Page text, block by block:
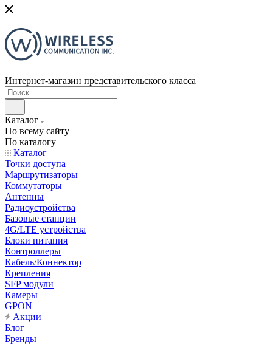
Интернет-магазин представительского класса
Каталог
По всему сайту
По каталогу
Каталог
Точки доступа
Маршрутизаторы
Коммутаторы
Антенны
Радиоустройства
Базовые станции
4G/LTE устройства
Блоки питания
Контроллеры
Кабель/Коннектор
Крепления
SFP модули
Камеры
GPON
Акции
Блог
Бренды